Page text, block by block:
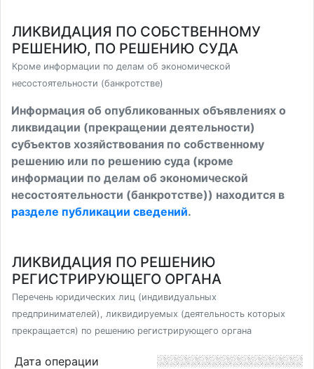
ЛИКВИДАЦИЯ ПО СОБСТВЕННОМУ
РЕШЕНИЮ, ПО РЕШЕНИЮ СУДА
Кроме информации по делам об экономической
несостоятельности (банкротстве)
Информация об опубликованных объявлениях о
ликвидации (прекращении деятельности)
субъектов хозяйствования по собственному
решению или по решению суда (кроме
информации по делам об экономической
несостоятельности (банкротстве)) находится в
разделе публикации сведений.
ЛИКВИДАЦИЯ ПО РЕШЕНИЮ
РЕГИСТРИРУЮЩЕГО ОРГАНА
Перечень юридических лиц (индивидуальных
предпринимателей), ликвидируемых (деятельность которых
прекращается) по решению регистрирующего органа
Дата операции